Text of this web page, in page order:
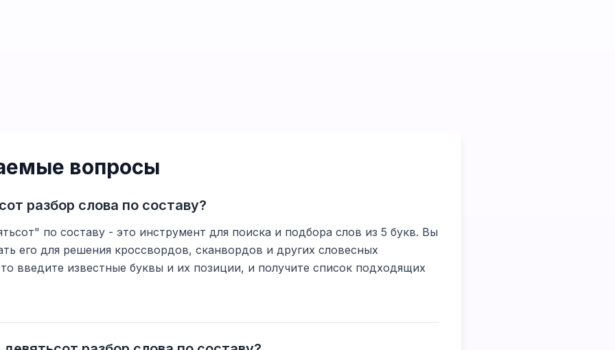
вопросы
разбор слова по составу?
по составу - это инструмент для поиска и подбора слов из 5 букв. Вы
его для решения кроссвордов, сканвордов и других словесных
введите известные буквы и их позиции, и получите список подходящих